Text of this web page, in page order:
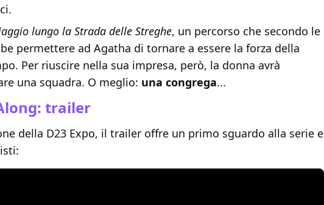
lungo la Strada delle Streghe, un percorso che secondo le
permettere ad Agatha di tornare a essere la forza della
Per riuscire nella sua impresa, però, la donna avrà
una squadra. O meglio: una congrega...
trailer
della D23 Expo, il trailer offre un primo sguardo alla serie e